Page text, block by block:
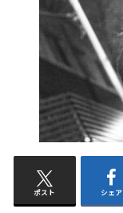
ポスト シェア